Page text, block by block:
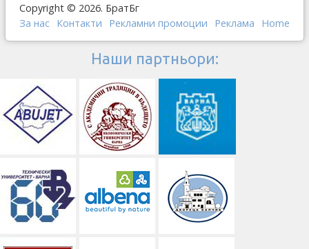
Copyright © 2026. БратБг
За нас Контакти Рекламни промоции Реклама Home
Наши партньори: